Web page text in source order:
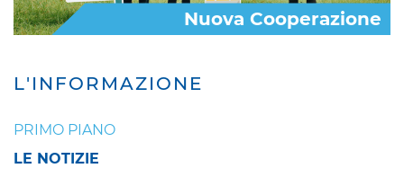
L'INFORMAZIONE
PRIMO PIANO
LE NOTIZIE
Nuova Cooperazione